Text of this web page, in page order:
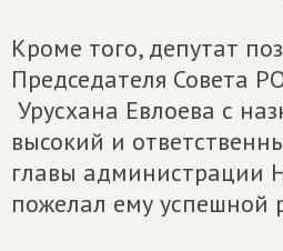
Кроме того, депутат
Председателя Совета
Урусхана Евлоева с
высокий и
главы администрации
пожелал ему успешной